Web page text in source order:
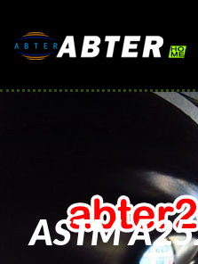
ASTM